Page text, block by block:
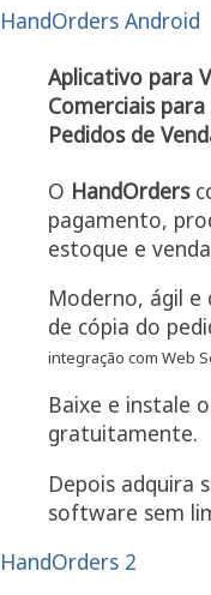
HandOrders Android
Aplicativo para
Comerciais
Pedidos de
O HandOrders
pagamento,
estoque e
Moderno, ágil e
de cópia do
integração com Web
Baixe e instale
gratuitamente.
Depois adquira
software sem
HandOrders 2